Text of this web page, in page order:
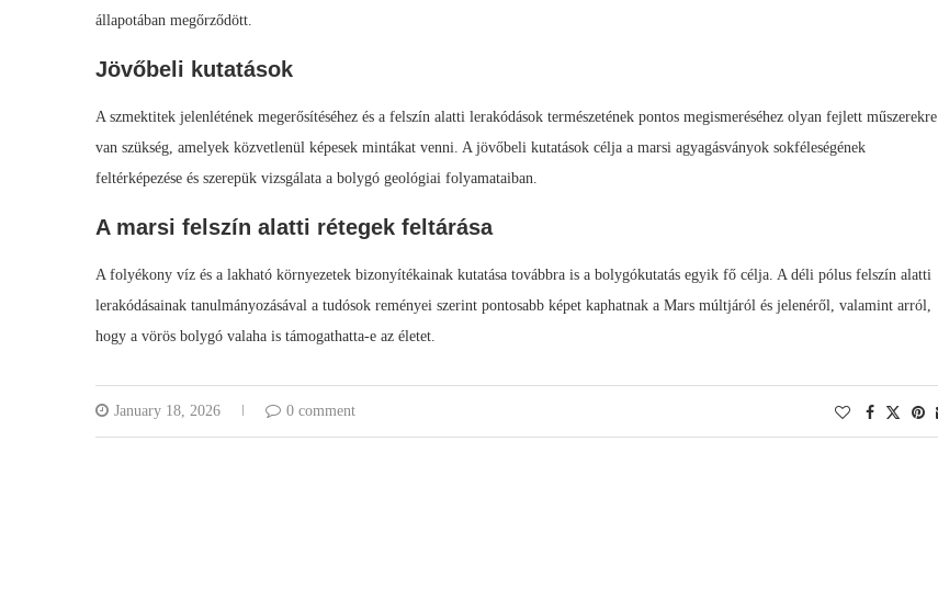
állapotában megőrződött.
Jövőbeli kutatások
A szmektitek jelenlétének megerősítéséhez és a felszín alatti lerakódások természetének pontos megismeréséhez olyan fejlett műszerekre
van szükség, amelyek közvetlenül képesek mintákat venni. A jövőbeli kutatások célja a marsi agyagásványok sokféleségének
feltérképezése és szerepük vizsgálata a bolygó geológiai folyamataiban.
A marsi felszín alatti rétegek feltárása
A folyékony víz és a lakható környezetek bizonyítékainak kutatása továbbra is a bolygókutatás egyik fő célja. A déli pólus felszín alatti
lerakódásainak tanulmányozásával a tudósok reményei szerint pontosabb képet kaphatnak a Mars múltjáról és jelenéről, valamint arról,
hogy a vörös bolygó valaha is támogathatta-e az életet.
January 18, 2026 0 comment